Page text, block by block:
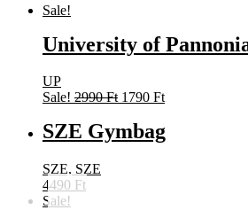
Sale!
University of
UP
Sale! 2990Ft Original
was:
2990 Ft.
1790 FtCurrent
is:
1790 Ft.
SZE Gymbag
SZE, SZE
4490 Ft
Sale!